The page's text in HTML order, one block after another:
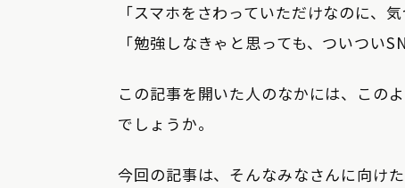
「スマホをさわっていただけなのに、
「勉強しなきゃと思っても、ついつい
この記事を開いた人のなかには、この
でしょうか。
今回の記事は、そんなみなさんに向けた